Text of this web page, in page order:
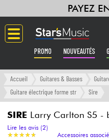
PAYEZ
PROMO NOUVEAUTÉS
Langue
Amplis & Effets
Accueil Guitares & Basses
Guitare électrique forme str
Sire
SIRE Larry Carlton S5 -
★★★★★
★★★★★
Lire les avis (2)
Accessoires